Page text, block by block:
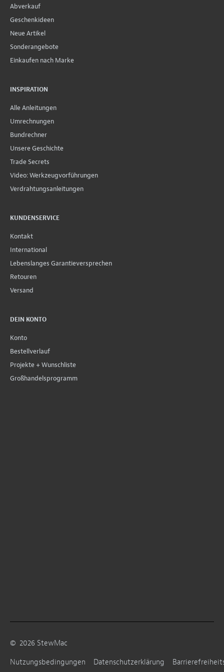
Abverkauf
Geschenkideen
Neue Artikel
Sonderangebote
Einkaufen nach Marke
INSPIRATION
Alle Anleitungen
Umrechnungen
Bundrechner
Unsere Geschichte
Trade Secrets
Video: Werkzeugvorführungen
Verdrahtungsanleitungen
KUNDENSERVICE
Kontakt
International
Lebenslanges Garantieversprechen
Retouren
Versand
DEIN KONTO
Konto
Bestellverlauf
Projekte + Wunschliste
Großhandelsprogramm
© 2026 StewMac
Nutzungsbedingungen
Datenschutzerklärung